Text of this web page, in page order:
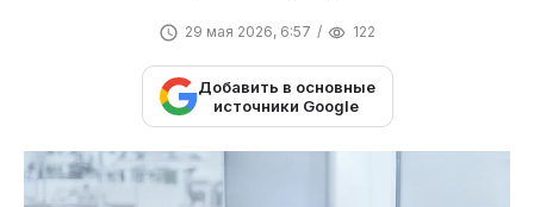
ЛИЗИНГ
НОВОСТИ
29 мая 2026, 6:57 122
Добавить в основные
источники Google